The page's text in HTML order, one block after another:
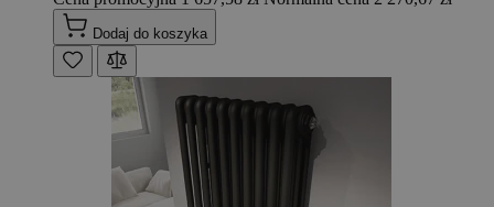
Dodaj do koszyka